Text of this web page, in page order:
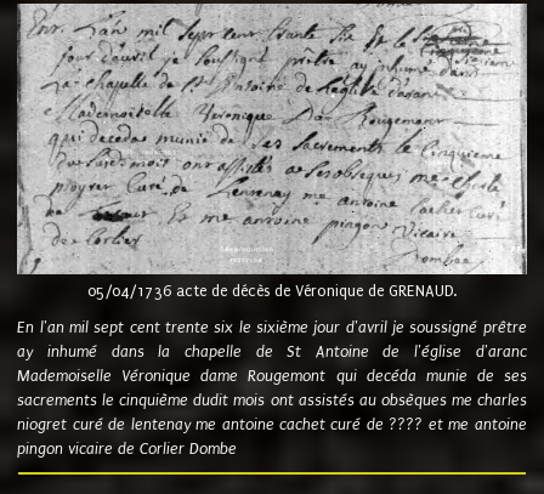
05/04/1736 acte de décès de Véronique de GRENAUD.
En l'an mil sept cent trente six le sixième jour d'avril je soussigné prêtre
ay inhumé dans la chapelle de St Antoine de l'église d'aranc
Mademoiselle Véronique dame Rougemont qui decéda munie de ses
sacrements le cinquième dudit mois ont assistés au obsèques me charles
niogret curé de lentenay me antoine cachet curé de ???? et me antoine
pingon vicaire de Corlier Dombe